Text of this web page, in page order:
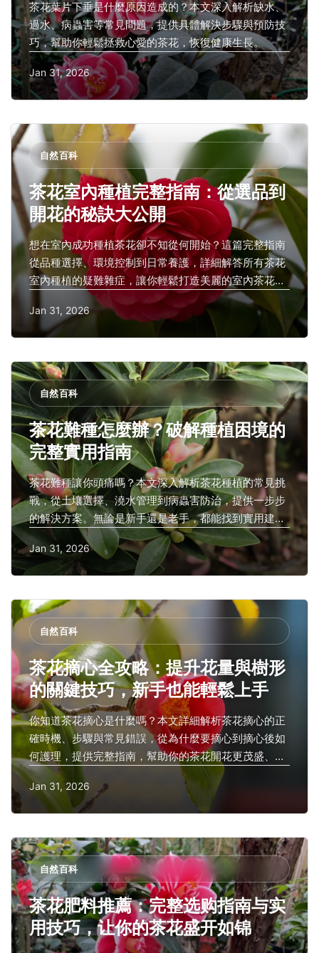
茶花葉片下垂是什麼原因造成的？本文深入解析缺水、
過水、病蟲害等常見問題，提供具體解決步驟與預防技
巧，幫助你輕鬆拯救心愛的茶花，恢復健康生長。
Jan 31, 2026
自然百科
茶花室內種植完整指南：從選品到
開花的秘訣大公開
想在室內成功種植茶花卻不知從何開始？這篇完整指南
從品種選擇、環境控制到日常養護，詳細解答所有茶花
室內種植的疑難雜症，讓你輕鬆打造美麗的室內茶花
Jan 31, 2026
自然百科
茶花難種怎麼辦？破解種植困境的
完整實用指南
茶花難種讓你頭痛嗎？本文深入解析茶花種植的常見挑
戰，從土壤選擇、澆水管理到病蟲害防治，提供一步步
的解決方案。無論是新手還是老手，都能找到實用建
議，幫助你成功培育出美麗的茶花。
Jan 31, 2026
自然百科
茶花摘心全攻略：提升花量與樹形
的關鍵技巧，新手也能輕鬆上手
你知道茶花摘心是什麼嗎？本文詳細解析茶花摘心的正
確時機、步驟與常見錯誤，從為什麼要摘心到摘心後如
何護理，提供完整指南，幫助你的茶花開花更茂盛、樹
形更美觀，解決園藝愛好者的所有疑惑。
Jan 31, 2026
自然百科
茶花肥料推薦：完整选购指南与实
用技巧，让你的茶花盛开如锦